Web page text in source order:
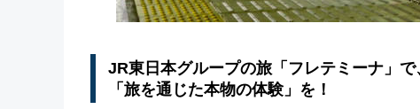
JR東日本グループの旅「フレテミーナ」
「旅を通じた本物の体験」を！